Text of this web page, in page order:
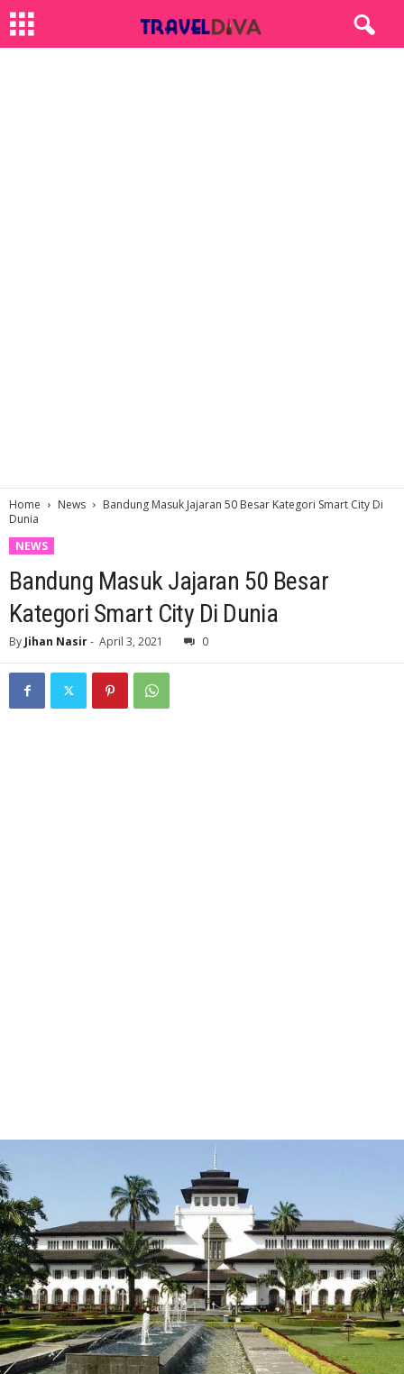
Home News
Bandung Masuk Jajaran 50 Besar Kategori Smart City Di
Dunia
NEWS
Bandung Masuk Jajaran 50 Besar
Kategori Smart City Di Dunia
By Jihan Nasir- April 3, 2021 0